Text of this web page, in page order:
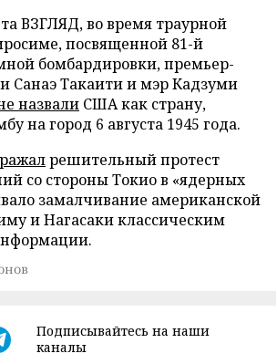
ВЗГЛЯД, во время траурной
посвященной 81-й
бомбардировки, премьер-
Санаэ Такаити и мэр Кадзуми
назвали США как страну,
на город 6 августа 1945 года.
решительный протест
со стороны Токио в «ядерных
замалчивание американской
и Нагасаки классическим
Подписывайтесь на наши
каналы